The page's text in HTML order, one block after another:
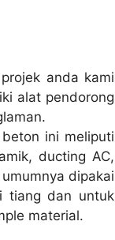
anda kami
alat pendorong
ini meliputi
ducting AC,
dipakai
tiang dan untuk
material.